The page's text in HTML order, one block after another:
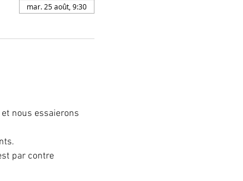
mar. 25 août, 9:30
nous essaierons
par contre